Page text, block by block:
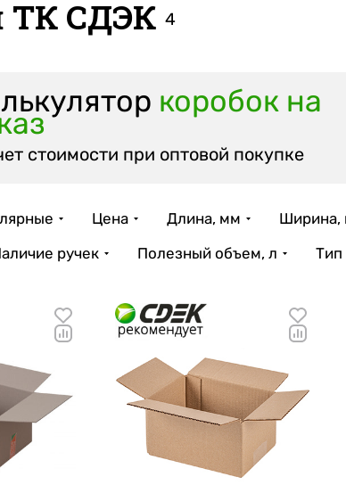
ТК СДЭК 4
коробок на
стоимости при оптовой покупке
Цена Длина, мм Ширина,
ручек Полезный объем, л Тип